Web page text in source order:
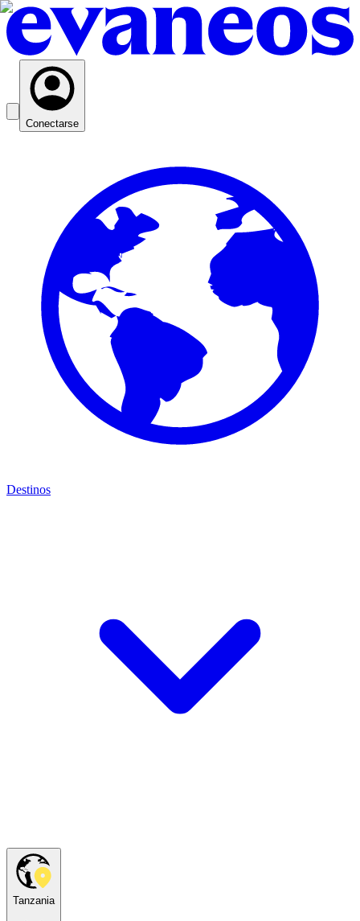
Conectarse
Destinos
Tanzania